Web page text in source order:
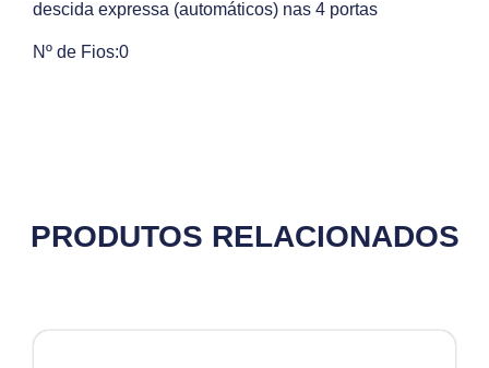
descida expressa (automáticos) nas 4 portas
Nº de Fios:0
PRODUTOS RELACIONADOS